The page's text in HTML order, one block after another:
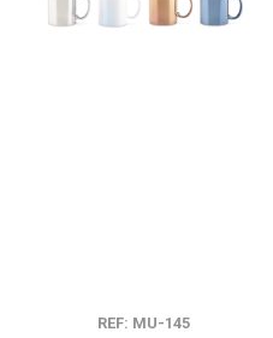
REF: MU-145